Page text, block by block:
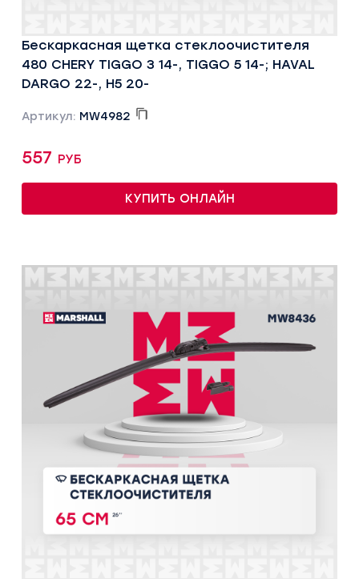
Бескаркасная щетка стеклоочистителя
480 CHERY TIGGO 3 14-, TIGGO 5 14-; HAVAL
DARGO 22-, H5 20-
Артикул: MW4982
557 руб
КУПИТЬ ОНЛАЙН